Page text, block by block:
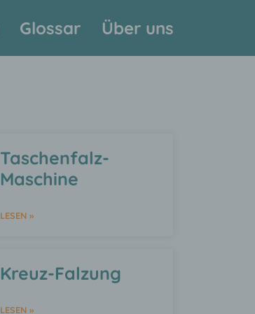
Glossar Über uns
Taschenfalz-
Maschine
LESEN »
Kreuz-Falzung
LESEN »